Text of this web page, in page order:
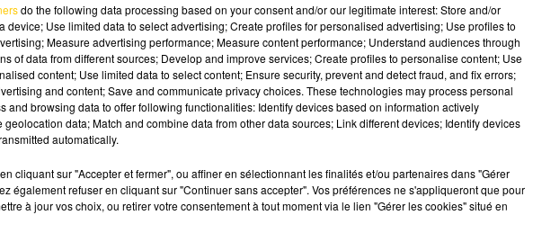
Heart
AVEYRON NORD
do the following data processing based on your consent and/or our legitimate interest: Store and/or
device; Use limited data to select advertising; Create profiles for personalised advertising; Use profiles to
Measure advertising performance; Measure content performance; Understand audiences through
of data from different sources; Develop and improve services; Create profiles to personalise content; Use
content; Use limited data to select content; Ensure security, prevent and detect fraud, and fix errors;
and content; Save and communicate privacy choices. These technologies may process personal
and browsing data to offer following functionalities: Identify devices based on information actively
data; Match and combine data from other data sources; Link different devices; Identify devices
automatically.
cliquant sur "Accepter et fermer", ou affiner en sélectionnant les finalités et/ou partenaires dans "Gérer
également refuser en cliquant sur "Continuer sans accepter". Vos préférences ne s'appliqueront que pour
à jour vos choix, ou retirer votre consentement à tout moment via le lien "Gérer les cookies" situé en